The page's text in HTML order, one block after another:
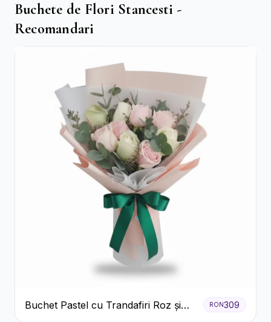
Buchete de Flori Stancesti -
Recomandari
Buchet Pastel cu Trandafiri Roz și
Albi
RON309